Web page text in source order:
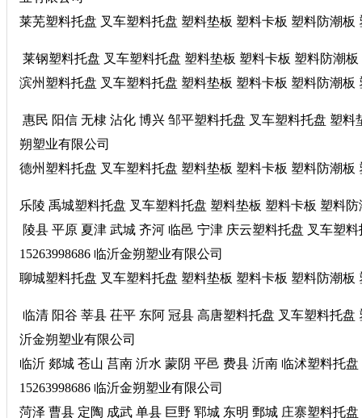
莱芜塑料托盘 叉车塑料托盘 塑料垫板 塑料卡板 塑料防潮
莱钢塑料托盘 叉车塑料托盘 塑料垫板 塑料卡板 塑料防潮
滨州塑料托盘 叉车塑料托盘 塑料垫板 塑料卡板 塑料防潮
惠民 阳信 无棣 沾化 博兴 邹平塑料托盘 叉车塑料托盘 塑
朔塑业有限公司
德州塑料托盘 叉车塑料托盘 塑料垫板 塑料卡板 塑料防潮
乐陵 禹城塑料托盘 叉车塑料托盘 塑料垫板 塑料卡板 塑料
陵县 平原 夏津 武城 齐河 临邑 宁津 庆云塑料托盘 叉车塑
15263998686 临沂金朔塑业有限公司
聊城塑料托盘 叉车塑料托盘 塑料垫板 塑料卡板 塑料防潮
临清 阳谷 莘县 茌平 东阿 冠县 高唐塑料托盘 叉车塑料托
沂金朔塑业有限公司
临沂 郯城 苍山 莒南 沂水 蒙阴 平邑 费县 沂南 临沭塑料托
15263998686 临沂金朔塑业有限公司
菏泽 曹县 定陶 成武 单县 巨野 郓城 东明 鄄城 庄寨塑料托